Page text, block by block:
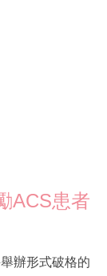
ACS患者
辦形式破格的